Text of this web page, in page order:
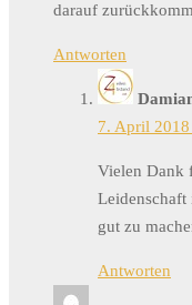
darauf
Antworten
7. April
Vielen Dank
Leidenschaft
gut zu
Antworten